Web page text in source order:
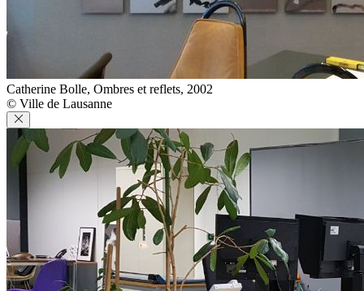
Catherine Bolle, Ombres et reflets, 2002
© Ville de Lausanne